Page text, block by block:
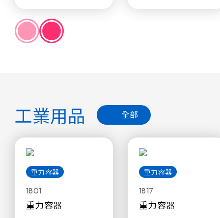
工業用品 全部
重力容器
1801
重力容器
重力容器
1817
重力容器